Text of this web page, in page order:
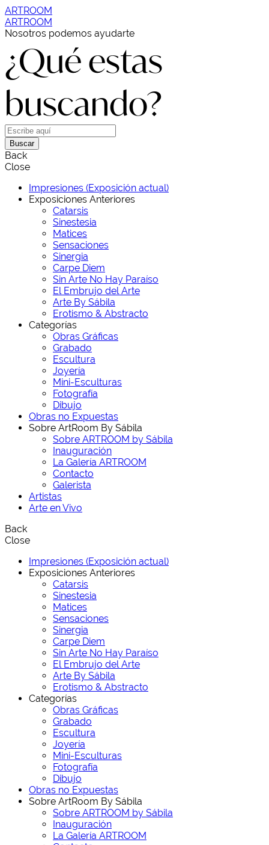
ARTROOM
ARTROOM
Nosotros podemos ayudarte
¿Qué estas
buscando?
Buscar
Back
Close
Impresiones (Exposición actual)
Exposiciones Anteriores
Catarsis
Sinestesia
Matices
Sensaciones
Sinergia
Carpe Diem
Sin Arte No Hay Paraíso
El Embrujo del Arte
Arte By Sábila
Erotismo & Abstracto
Categorías
Obras Gráficas
Grabado
Escultura
Joyería
Mini-Esculturas
Fotografía
Dibujo
Obras no Expuestas
Sobre ArtRoom By Sábila
Sobre ARTROOM by Sábila
Inauguración
La Galería ARTROOM
Contacto
Galerista
Artistas
Arte en Vivo
Back
Close
Impresiones (Exposición actual)
Exposiciones Anteriores
Catarsis
Sinestesia
Matices
Sensaciones
Sinergia
Carpe Diem
Sin Arte No Hay Paraíso
El Embrujo del Arte
Arte By Sábila
Erotismo & Abstracto
Categorías
Obras Gráficas
Grabado
Escultura
Joyería
Mini-Esculturas
Fotografía
Dibujo
Obras no Expuestas
Sobre ArtRoom By Sábila
Sobre ARTROOM by Sábila
Inauguración
La Galería ARTROOM